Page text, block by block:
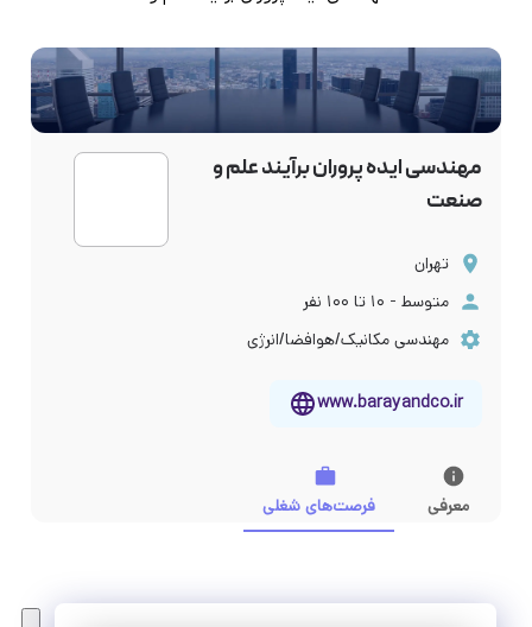
مهندسی ایده پروران برآیند علم و
صنعت
تهران
متوسط - ۱۰ تا ۱۰۰ نفر
مهندسی مکانیک/هوافضا/انرژی
www.barayandco.ir
معرفی فرصت‌های شغلی